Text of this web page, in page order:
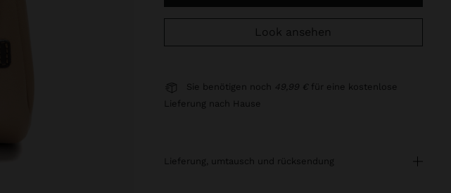
Look ansehen
Sie benötigen noch 49,99 €
für eine kostenlose
Lieferung nach Hause
lieferung, umtausch und rücksendung